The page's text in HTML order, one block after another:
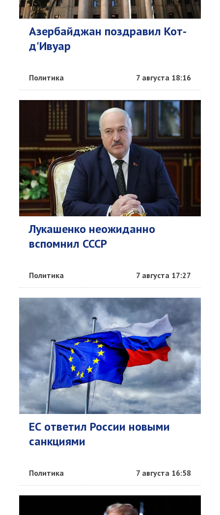
Азербайджан поздравил Кот-
д'Ивуар
Политика 7 августа 18:16
Лукашенко неожиданно
вспомнил СССР
Политика 7 августа 17:27
ЕС ответил России новыми
санкциями
Политика 7 августа 16:58